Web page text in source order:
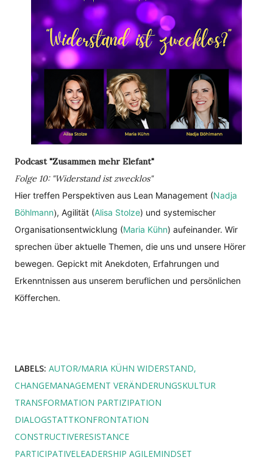
Podcast "Zusammen mehr Elefant"
Folge 10: "Widerstand ist zwecklos"
Hier treffen Perspektiven aus Lean Management (Nadja
Böhlmann), Agilität (Alisa Stolze) und systemischer
Organisationsentwicklung (Maria Kühn) aufeinander. Wir
sprechen über aktuelle Themen, die uns und unsere Hörer
bewegen. Gepickt mit Anekdoten, Erfahrungen und
Erkenntnissen aus unserem beruflichen und persönlichen
Köfferchen.
LABELS: AUTOR/MARIA KÜHN WIDERSTAND
CHANGEMANAGEMENT VERÄNDERUNGSKULTUR
TRANSFORMATION PARTIZIPATION
DIALOGSTATTKONFRONTATION
CONSTRUCTIVERESISTANCE
PARTICIPATIVELEADERSHIP AGILEMINDSET